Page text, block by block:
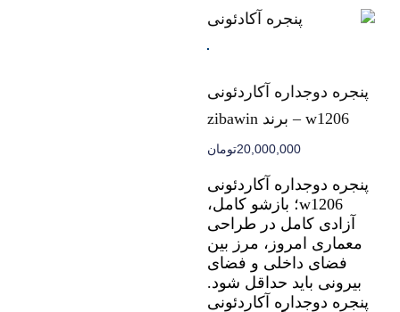
پنجره دوجداره آکاردئونی
w1206 – برند zibawin
20,000,000تومان
پنجره دوجداره آکاردئونی
w1206؛ بازشو کامل،
آزادی کامل در طراحی
معماری امروز، مرز بین
فضای داخلی و فضای
بیرونی باید حداقل شود.
پنجره دوجداره آکاردئونی